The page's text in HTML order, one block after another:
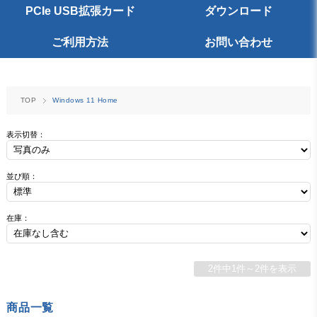
PCIe USB拡張カード ダウンロード
ご利用方法 お問い合わせ
TOP Windows 11 Home
表示切替：
並び順：
在庫：
2件中1件～2件を表示
商品一覧